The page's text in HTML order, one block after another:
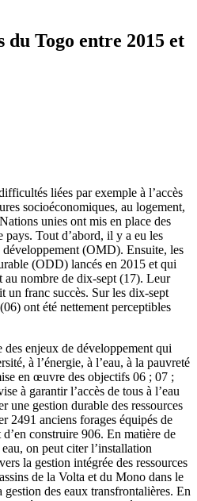
du Togo entre 2015 et
liées par exemple à l’accès
socioéconomiques, au logement,
unies ont mis en place des
pays. Tout d’abord, il y a eu les
(OMD). Ensuite, les
(ODD) lancés en 2015 et qui
au nombre de dix-sept (17). Leur
un franc succès. Sur les dix-sept
ont été nettement perceptibles
enjeux de développement qui
à l’énergie, à l’eau, à la pauvreté
en œuvre des objectifs 06 ; 07 ;
à garantir l’accès de tous à l’eau
une gestion durable des ressources
2491 anciens forages équipés de
construire 906. En matière de
on peut citer l’installation
la gestion intégrée des ressources
de la Volta et du Mono dans le
des eaux transfrontalières. En